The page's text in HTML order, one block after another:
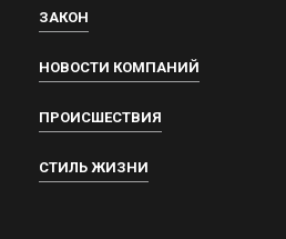
ЗАКОН
НОВОСТИ КОМПАНИЙ
ПРОИСШЕСТВИЯ
СТИЛЬ ЖИЗНИ